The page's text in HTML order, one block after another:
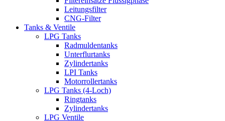
Leitungsfilter
CNG-Filter
Tanks & Ventile
LPG Tanks
Radmuldentanks
Unterflurtanks
Zylindertanks
LPI Tanks
Motorrollertanks
LPG Tanks (4-Loch)
Ringtanks
Zylindertanks
LPG Ventile